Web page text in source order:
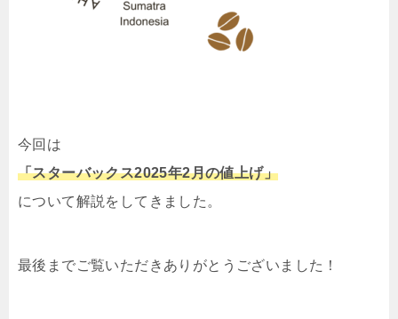
今回は
「スターバックス2025年2月の値上げ」
について解説をしてきました。
最後までご覧いただきありがとうございました！